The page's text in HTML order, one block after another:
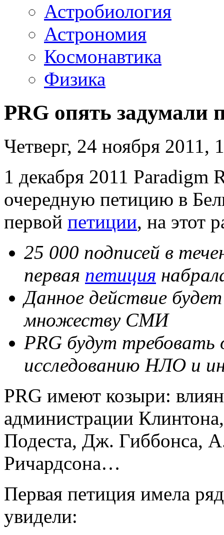
Астробиология
Астрономия
Космонавтика
Физика
PRG опять задумали
Четверг, 24 ноября 2011,
1 декабря 2011 Paradigm
очередную петицию в
первой петиции, на этот
25 000 подписей в
первая петиция
Данное действие
множеству СМИ
PRG будут требовать
исследованию НЛО и
PRG имеют козыри:
администрации
Подеста, Дж. Гиббонса,
Ричардсона…
Первая петиция имела
увидели: